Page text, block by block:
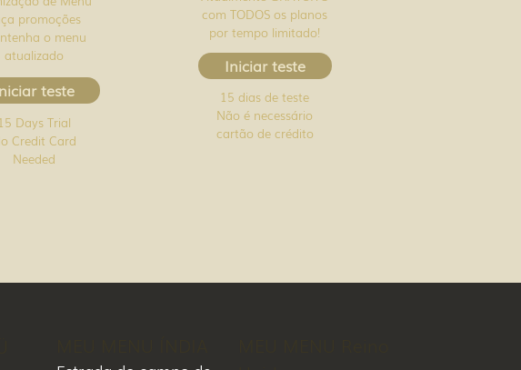
com TODOS os planos
por tempo limitado!
Iniciar teste
15 dias de teste
Não é necessário
cartão de crédito
promoções
o menu
atualizado
teste
Days Trial
Credit Card
Needed